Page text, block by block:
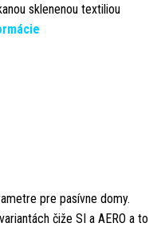
sklenenou textiliou
pre pasívne domy.
čiže SI a AERO a to